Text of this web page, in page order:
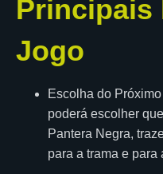
Principais
Jogo
Escolha do
poderá escolher
Pantera Negra,
para a trama e para